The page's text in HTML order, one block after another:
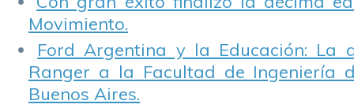
Movimiento.
Ford Argentina y la Educación: La
Ranger a la Facultad de Ingeniería
Buenos Aires.